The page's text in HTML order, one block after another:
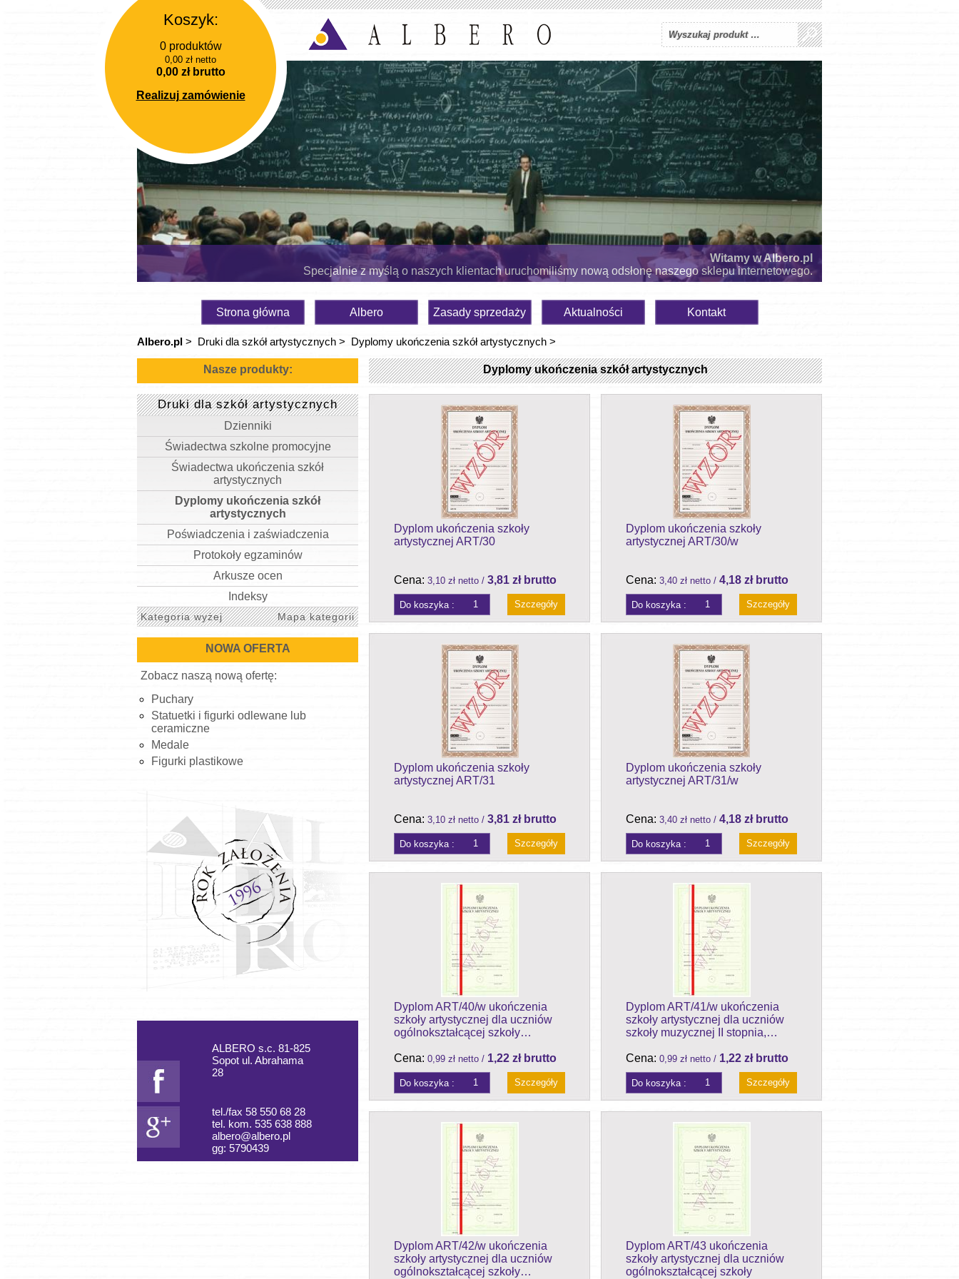
Koszyk:
0 produktów
0,00 zł netto
0,00 zł brutto
Realizuj zamówienie
Witamy w Albero.pl
Specjalnie z myślą o naszych klientach uruchomiliśmy nową odsłonę naszego sklepu internetowego.
Strona główna Albero Zasady sprzedaży Aktualności Kontakt
Albero.pl > Druki dla szkół artystycznych > Dyplomy ukończenia szkół artystycznych >
Nasze produkty:
Druki dla szkół artystycznych
Dzienniki
Świadectwa szkolne promocyjne
Świadectwa ukończenia szkół
artystycznych
Dyplomy ukończenia szkół
artystycznych
Poświadczenia i zaświadczenia
Protokoły egzaminów
Arkusze ocen
Indeksy
Kategoria wyżej Mapa kategorii
NOWA OFERTA
Zobacz naszą nową ofertę:
Puchary
Statuetki i figurki odlewane lub
ceramiczne
Medale
Figurki plastikowe
ALBERO s.c. 81-825
Sopot ul. Abrahama
28
tel./fax 58 550 68 28
tel. kom. 535 638 888
albero@albero.pl
gg: 5790439
Dyplomy ukończenia szkół artystycznych
Dyplom ukończenia szkoły
artystycznej ART/30
Cena: 3,10 zł netto / 3,81 zł brutto
Szczegóły
Dyplom ukończenia szkoły
artystycznej ART/30/w
Cena: 3,40 zł netto / 4,18 zł brutto
Szczegóły
Dyplom ukończenia szkoły
artystycznej ART/31
Cena: 3,10 zł netto / 3,81 zł brutto
Szczegóły
Dyplom ukończenia szkoły
artystycznej ART/31/w
Cena: 3,40 zł netto / 4,18 zł brutto
Szczegóły
Dyplom ART/40/w ukończenia
szkoły artystycznej dla uczniów
ogólnokształcącej szkoły…
Cena: 0,99 zł netto / 1,22 zł brutto
Szczegóły
Dyplom ART/41/w ukończenia
szkoły artystycznej dla uczniów
szkoły muzycznej II stopnia,…
Cena: 0,99 zł netto / 1,22 zł brutto
Szczegóły
Dyplom ART/42/w ukończenia
szkoły artystycznej dla uczniów
ogólnokształcącej szkoły…
Dyplom ART/43 ukończenia
szkoły artystycznej dla uczniów
ogólnokształcącej szkoły